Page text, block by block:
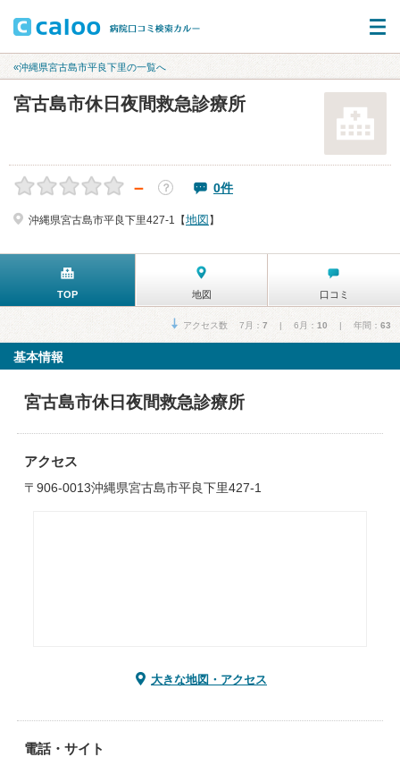
«沖縄県宮古島市平良下里の一覧へ
宮古島市休日夜間救急診療所
－ ？ 0件
沖縄県宮古島市平良下里427-1【地図 】
TOP 地図 口コミ
アクセス数 7月： 7 | 6月： 10 | 年間： 63
基本情報
宮古島市休日夜間救急診療所
アクセス
〒906-0013沖縄県宮古島市平良下里427-1
大きな地図・アクセス
電話・サイト